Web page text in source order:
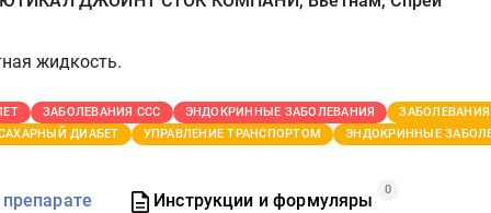
жидкость.
ЗАБОЛЕВАНИЯ ССС ЭНДОКРИННЫЕ ЗАБОЛЕВАНИЯ
ДИАБЕТ УПРАВЛЕНИЕ ТРАНСПОРТОМ ЭНДОКРИННЫЕ
Инструкции и формуляры
0